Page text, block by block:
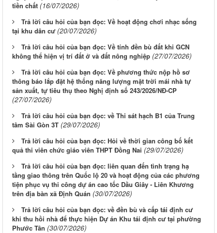
tiền chất (16/07/2026)
Trả lời câu hỏi của bạn đọc: Về hoạt động chơi nhạc sống
tại khu dân cư (20/07/2026)
Trả lời câu hỏi của bạn đọc: Về tính đền bù đất khi GCN
không thể hiện vị trí đất ở và đất nông nghiệp (27/07/2026)
Trả lời câu hỏi của bạn đọc: Về phương thức nộp hồ sơ
thông báo lắp đặt hệ thống năng lượng mặt trời mái nhà tự
sản xuất, tự tiêu thụ theo Nghị định số 243/2026/NĐ-CP
(27/07/2026)
Trả lời câu hỏi của bạn đọc: về Thi sát hạch B1 của Trung
tâm Sài Gòn 3T (29/07/2026)
Trả lời câu hỏi của bạn đọc: Hỏi về thời gian công bố kết
quả thi viên chức giáo viên THPT Đồng Nai (29/07/2026)
Trả lời câu hỏi của bạn đọc: liên quan đến tình trạng hạ
tầng giao thông trên Quốc lộ 20 và hoạt động của các phương
tiện phục vụ thi công dự án cao tốc Dầu Giây - Liên Khương
trên địa bàn xã Định Quán (30/07/2026)
Trả lời câu hỏi của bạn đọc: về đền bù và cấp tái định cư
khi thu hồi nhà để thực hiện Dự án Khu tái định cư tại phường
Phước Tân (30/07/2026)